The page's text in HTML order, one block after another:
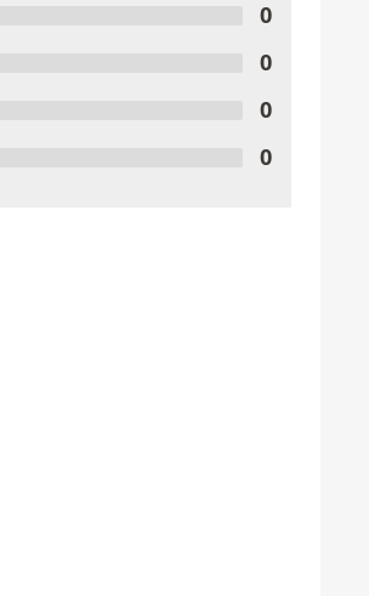
0
0
0
0